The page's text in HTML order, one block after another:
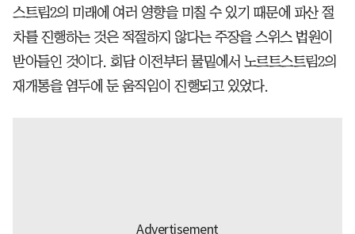
스트림2의 미래에 여러 영향을 미칠 수 있기 때문에 파산 절
차를 진행하는 것은 적절하지 않다는 주장을 스위스 법원이
받아들인 것이다. 회담 이전부터 물밑에서 노르트스트림2의
재개통을 염두에 둔 움직임이 진행되고 있었다.